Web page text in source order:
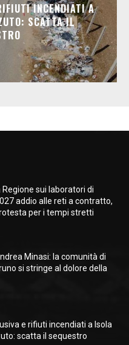
INCENDIATI A
SCATTA IL
sui laboratori di
addio alle reti a contratto,
per i tempi stretti
Minasi: la comunità di
si stringe al dolore della
e rifiuti incendiati a Isola
scatta il sequestro